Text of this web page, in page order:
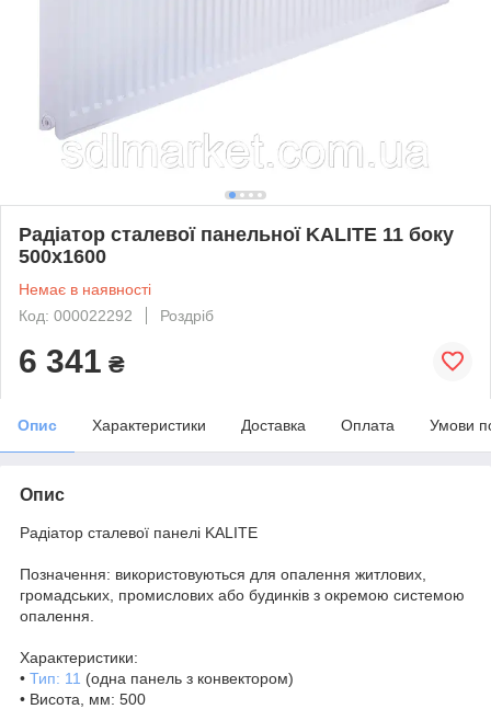
Радіатор сталевої панельної KALITE 11 боку
500x1600
Немає в наявності
Код: 000022292
Роздріб
6 341 ₴
Опис Характеристики Доставка Оплата Умови
Опис
Радіатор сталевої панелі KALITE
Позначення: використовуються для опалення житлових,
громадських, промислових або будинків з окремою системою
опалення.
Характеристики:
• Тип: 11 (одна панель з конвектором)
• Висота, мм: 500